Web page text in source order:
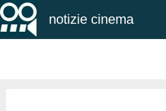
notizie cinema